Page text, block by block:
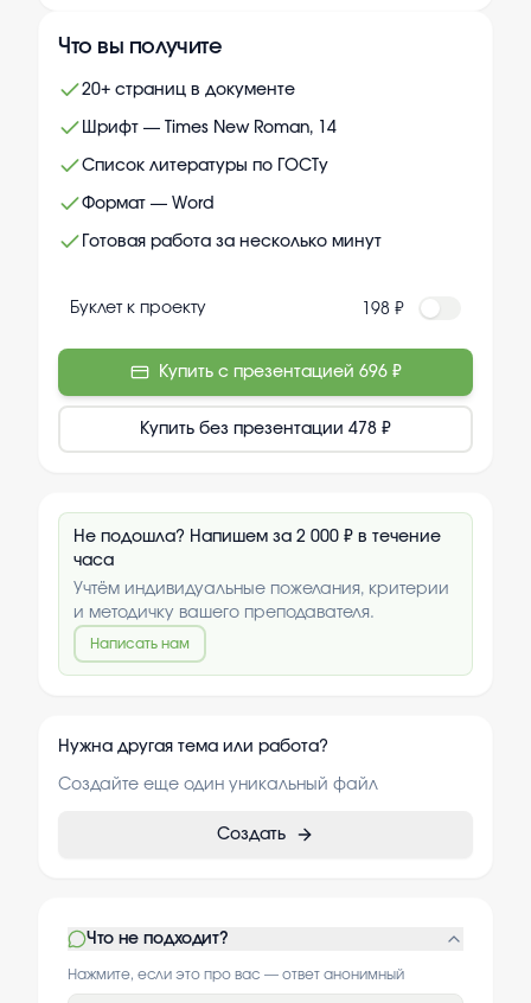
Что вы получите
20+ страниц в документе
Шрифт — Times New Roman, 14
Список литературы по ГОСТу
Формат — Word
Готовая работа за несколько минут
Буклет к проекту 198 ₽
Купить с презентацией 696 ₽
Купить без презентации 478 ₽
Не подошла? Напишем за 2 000 ₽ в течение
часа
Учтём индивидуальные пожелания, критерии
и методичку вашего преподавателя.
Написать нам
Нужна другая тема или работа?
Создайте еще один уникальный файл
Создать
Что не подходит?
Нажмите, если это про вас — ответ анонимный